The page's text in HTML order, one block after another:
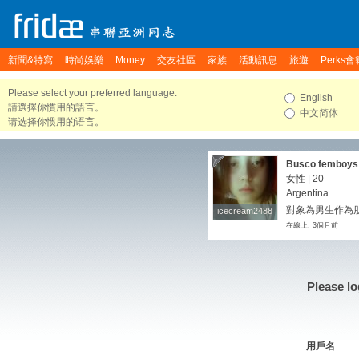
新聞&特寫 時尚娛樂 Money 交友社區 家族 活動訊息 旅遊 Perks會
Please select your preferred language.
請選擇你慣用的語言。
请选择你惯用的语言。
English
中文简体
icecream2488
icecream2488
Busco
twinks ,
eso, en
beneficios
tienes que
top no bottom)
de lo virtual I'm
benefits, either
女性 | 20
Argentina
對象為男生作為
在線上: 3個月前
Please
用戶名